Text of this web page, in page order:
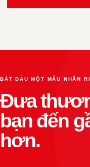
BẮT ĐẦU MỘT MẪU NHÃN
Đưa
bạn đến
hơn.